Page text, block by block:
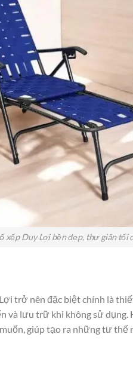
xếp Duy Lợi bền đẹp, thư giãn tối
trở nên đặc biệt chính là
và lưu trữ khi không sử
giúp tạo ra những tư thế